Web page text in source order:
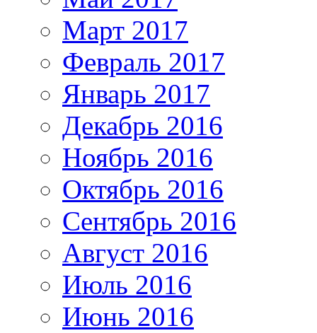
Март 2017
Февраль 2017
Январь 2017
Декабрь 2016
Ноябрь 2016
Октябрь 2016
Сентябрь 2016
Август 2016
Июль 2016
Июнь 2016